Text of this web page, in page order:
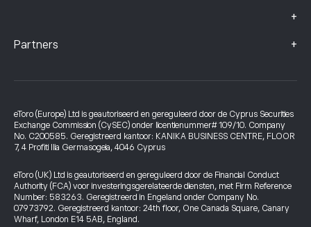
+
Partners +
eToro (Europe) Ltd is geautoriseerd en gereguleerd door de Cyprus Securities
Exchange Commission (CySEC) onder licentienummer# 109/10. Company
No. C200585. Geregistreerd kantoor: KANIKA BUSINESS CENTRE, FLOOR
7, 4 Profiti Ilia Germasogeia, 4046 Cyprus
eToro (UK) Ltd is geautoriseerd en gereguleerd door de Financial Conduct
Authority (FCA) voor investeringsgerelateerde diensten, met Firm Reference
Number: 583263. Geregistreerd in Engeland onder Company No.
07973792. Geregistreerd kantoor: 24th floor, One Canada Square, Canary
Wharf, London E14 5AB, England.